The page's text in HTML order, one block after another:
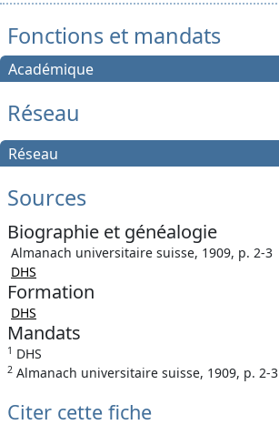
Fonctions et mandats
Académique
Réseau
Réseau
Sources
Biographie et généalogie
Almanach universitaire suisse, 1909, p. 2-3
DHS
Formation
DHS
Mandats
1 DHS
2 Almanach universitaire suisse, 1909, p. 2-3
Citer cette fiche